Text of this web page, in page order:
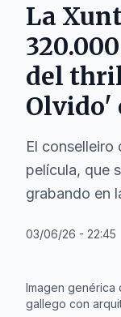
La
del
Olvido'
El conselleiro
película, que
grabando en
03/06/26 - 22:45
Imagen genérica
gallego con